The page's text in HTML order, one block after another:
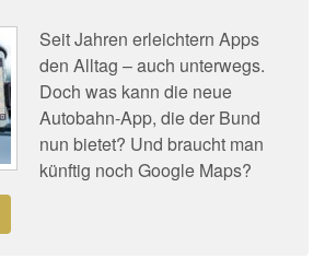
Seit Jahren erleichtern Apps
den Alltag – auch unterwegs.
Doch was kann die neue
Autobahn-App, die der Bund
nun bietet? Und braucht man
künftig noch Google Maps?